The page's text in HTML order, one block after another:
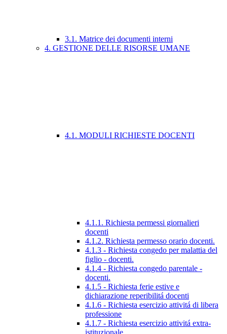
3.1. Matrice dei documenti interni
4. GESTIONE DELLE RISORSE UMANE
4.1. MODULI RICHIESTE DOCENTI
4.1.1. Richiesta permessi giornalieri
docenti
4.1.2. Richiesta permesso orario docenti.
4.1.3 - Richiesta congedo per malattia del
figlio - docenti.
4.1.4 - Richiesta congedo parentale -
docenti.
4.1.5 - Richiesta ferie estive e
dichiarazione reperibilitá docenti
4.1.6 - Richiesta esercizio attivitá di libera
professione
4.1.7 - Richiesta esercizio attivitá extra-